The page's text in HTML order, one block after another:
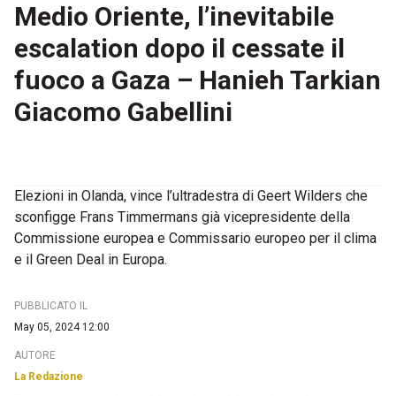
Medio Oriente, l’inevitabile
escalation dopo il cessate il
fuoco a Gaza – Hanieh Tarkian
Giacomo Gabellini
Elezioni in Olanda, vince l’ultradestra di Geert Wilders che
sconfigge Frans Timmermans già vicepresidente della
Commissione europea e Commissario europeo per il clima
e il Green Deal in Europa.
PUBBLICATO IL
May 05, 2024 12:00
AUTORE
La Redazione